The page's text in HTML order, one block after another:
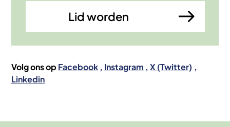
Lid worden
Volg ons op Facebook Instagram
X (Twitter)
Linkedin